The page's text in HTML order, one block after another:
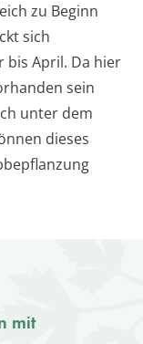
zu Beginn
sich
bis April. Da hier
sein
unter dem
dieses
mit